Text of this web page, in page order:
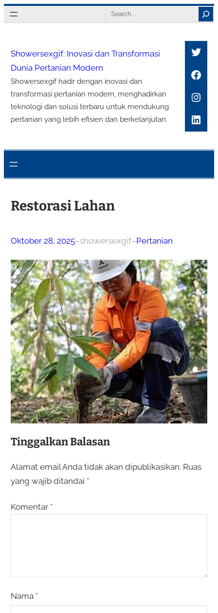
Lewati
ke
Search
Showersexgif: Inovasi dan Transformasi
Dunia Pertanian Modern
Showersexgif hadir dengan inovasi dan
transformasi pertanian modern, menghadirkan
teknologi dan solusi terbaru untuk mendukung
pertanian yang lebih efisien dan berkelanjutan.
Restorasi Lahan
Oktober 28, 2025–showersexgif–Pertanian
Tinggalkan Balasan
Alamat email Anda tidak akan dipublikasikan. Ruas
yang wajib ditandai *
Komentar *
Nama *